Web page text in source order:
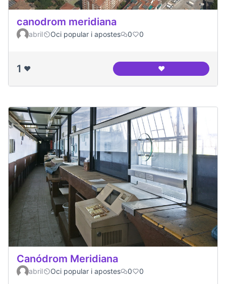
canodrom meridiana
abril Oci popular i apostes 0 0
1 ❤️ ❤️canodrom
Canódrom Meridiana
abril Oci popular i apostes 0 0